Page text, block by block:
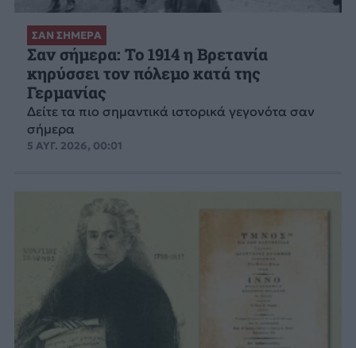
ΣΑΝ ΣΗΜΕΡΑ
Σαν σήμερα: Το 1914 η Βρετανία
κηρύσσει τον πόλεμο κατά της
Γερμανίας
Δείτε τα πιο σημαντικά ιστορικά γεγονότα σαν
σήμερα
5 ΑΥΓ. 2026, 00:01